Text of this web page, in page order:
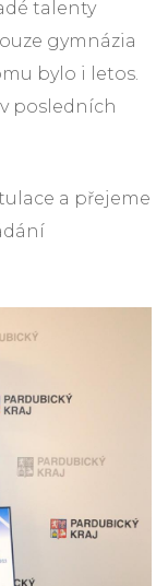
talenty
gymnázia
bylo i letos.
posledních
a přejeme